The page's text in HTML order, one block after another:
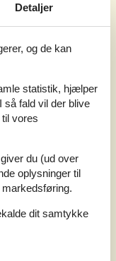
4,4
Detaljer
og de kan
statistik, hjælper
så fald vil der blive
vores
du (ud over
oplysninger til
dit samtykke